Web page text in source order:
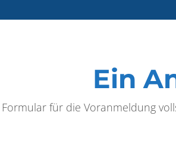
Ein
Formular für die Voranmeldung